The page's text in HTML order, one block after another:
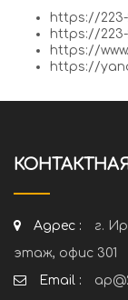
https://223-
https://
https://
https://
Адрес :
г.
этаж, офис 301
Email :